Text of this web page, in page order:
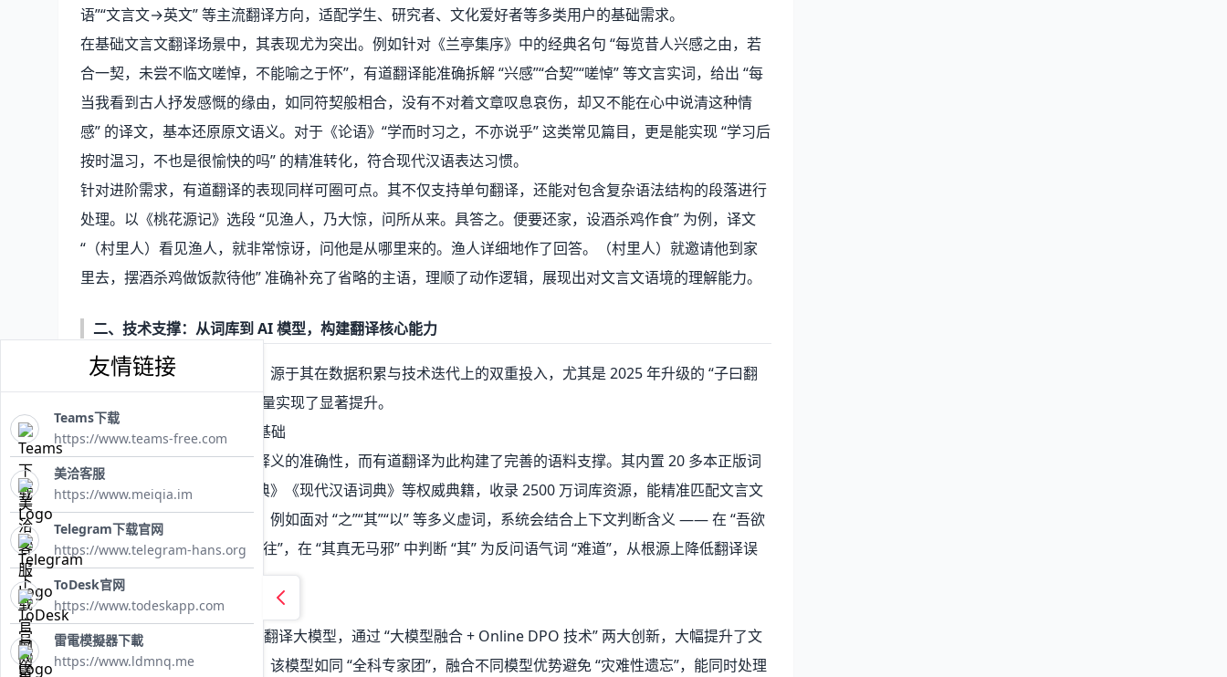
语”“文言文→英文” 等主流翻译方向，适配学生、研究者、文化爱好者等多类用户的基础需求。
在基础文言文翻译场景中，其表现尤为突出。例如针对《兰亭集序》中的经典名句 “每览昔人兴感之由，若
合一契，未尝不临文嗟悼，不能喻之于怀”，有道翻译能准确拆解 “兴感”“合契”“嗟悼” 等文言实词，给出 “每
当我看到古人抒发感慨的缘由，如同符契般相合，没有不对着文章叹息哀伤，却又不能在心中说清这种情
感” 的译文，基本还原原文语义。对于《论语》“学而时习之，不亦说乎” 这类常见篇目，更是能实现 “学习后
按时温习，不也是很愉快的吗” 的精准转化，符合现代汉语表达习惯。
针对进阶需求，有道翻译的表现同样可圈可点。其不仅支持单句翻译，还能对包含复杂语法结构的段落进行
处理。以《桃花源记》选段 “见渔人，乃大惊，问所从来。具答之。便要还家，设酒杀鸡作食” 为例，译文
“（村里人）看见渔人，就非常惊讶，问他是从哪里来的。渔人详细地作了回答。（村里人）就邀请他到家
里去，摆酒杀鸡做饭款待他” 准确补充了省略的主语，理顺了动作逻辑，展现出对文言文语境的理解能力。
二、技术支撑：从词库到 AI 模型，构建翻译核心能力
有道翻译的文言文处理能力，源于其在数据积累与技术迭代上的双重投入，尤其是 2025 年升级的 “子曰翻
译大模型”，让文言文翻译质量实现了显著提升。
1. 权威词库打底，夯实翻译基础
文言文翻译的核心在于字词释义的准确性，而有道翻译为此构建了完善的语料支撑。其内置 20 多本正版词
典，涵盖《古汉语常用字字典》《现代汉语词典》等权威典籍，收录 2500 万词库资源，能精准匹配文言文
中的实词、虚词及特殊句式。例如面对 “之”“其”“以” 等多义虚词，系统会结合上下文判断含义 —— 在 “吾欲
之南海” 中识别 “之” 为 “去、往”，在 “其真无马邪” 中判断 “其” 为反问语气词 “难道”，从根源上降低翻译误
差。
2. 大模型技术突破，提升语境理解
2025 年 3 月升级的有道子曰翻译大模型，通过 “大模型融合 + Online DPO 技术” 两大创新，大幅提升了文
言文翻译的流畅度与准确性。该模型如同 “全科专家团”，融合不同模型优势避免 “灾难性遗忘”，能同时处理
友情链接
Teams下载
https://www.teams-free.com
美洽客服
https://www.meiqia.im
Telegram下载官网
https://www.telegram-hans.org
ToDesk官网
https://www.todeskapp.com
雷電模擬器下載
https://www.ldmnq.me